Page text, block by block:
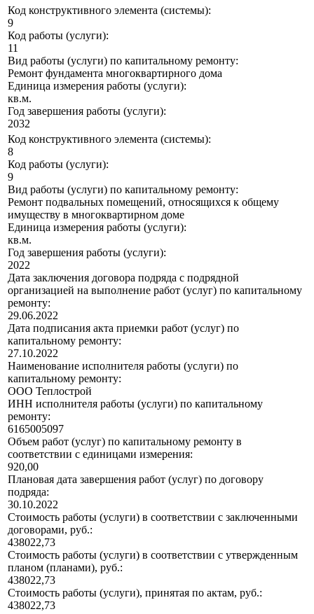
Код конструктивного элемента (системы):
9
Код работы (услуги):
11
Вид работы (услуги) по капитальному ремонту:
Ремонт фундамента многоквартирного дома
Единица измерения работы (услуги):
кв.м.
Год завершения работы (услуги):
2032
Код конструктивного элемента (системы):
8
Код работы (услуги):
9
Вид работы (услуги) по капитальному ремонту:
Ремонт подвальных помещений, относящихся к общему
имуществу в многоквартирном доме
Единица измерения работы (услуги):
кв.м.
Год завершения работы (услуги):
2022
Дата заключения договора подряда с подрядной
организацией на выполнение работ (услуг) по капитальному
ремонту:
29.06.2022
Дата подписания акта приемки работ (услуг) по
капитальному ремонту:
27.10.2022
Наименование исполнителя работы (услуги) по
капитальному ремонту:
ООО Теплострой
ИНН исполнителя работы (услуги) по капитальному
ремонту:
6165005097
Объем работ (услуг) по капитальному ремонту в
соответствии с единицами измерения:
920,00
Плановая дата завершения работ (услуг) по договору
подряда:
30.10.2022
Стоимость работы (услуги) в соответствии с заключенными
договорами, руб.:
438022,73
Стоимость работы (услуги) в соответствии с утвержденным
планом (планами), руб.:
438022,73
Стоимость работы (услуги), принятая по актам, руб.:
438022,73